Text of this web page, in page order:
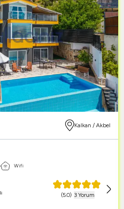
Kalkan / Akbel
Wifi
(5.0) 3 Yorum